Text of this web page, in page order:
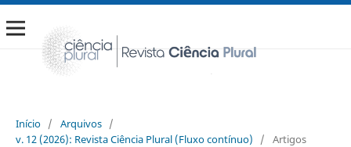
Início / Arquivos /
v. 12 (2026): Revista Ciência Plural (Fluxo contínuo)
/ Artigos